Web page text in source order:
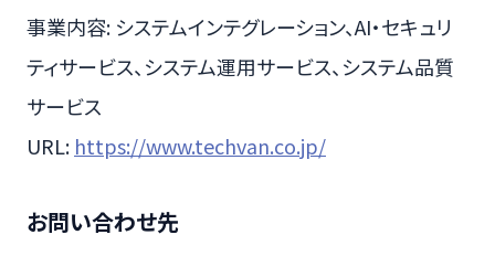
事業内容: システムインテグレーション、AI・セキュリ
ティサービス、システム運用サービス、システム品質
サービス
URL: https://www.techvan.co.jp/
お問い合わせ先